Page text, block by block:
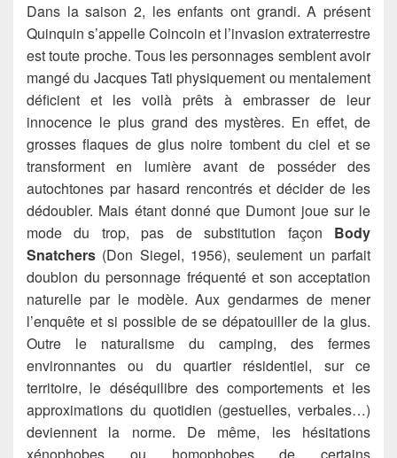
Dans la saison 2, les enfants ont grandi. A présent
Quinquin s’appelle Coincoin et l’invasion extraterrestre
est toute proche. Tous les personnages semblent avoir
mangé du Jacques Tati physiquement ou mentalement
déficient et les voilà prêts à embrasser de leur
innocence le plus grand des mystères. En effet, de
grosses flaques de glus noire tombent du ciel et se
transforment en lumière avant de posséder des
autochtones par hasard rencontrés et décider de les
dédoubler. Mais étant donné que Dumont joue sur le
mode du trop, pas de substitution façon Body
Snatchers (Don Siegel, 1956), seulement un parfait
doublon du personnage fréquenté et son acceptation
naturelle par le modèle. Aux gendarmes de mener
l’enquête et si possible de se dépatouiller de la glus.
Outre le naturalisme du camping, des fermes
environnantes ou du quartier résidentiel, sur ce
territoire, le déséquilibre des comportements et les
approximations du quotidien (gestuelles, verbales…)
deviennent la norme. De même, les hésitations